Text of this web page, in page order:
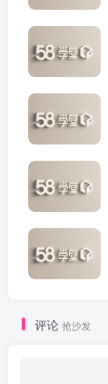
评论 抢沙发